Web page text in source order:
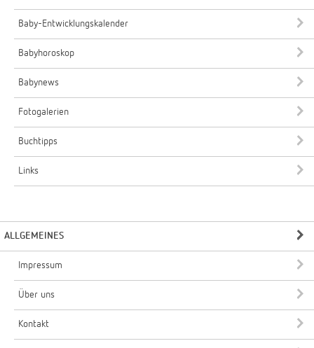
Baby-Entwicklungskalender
Babyhoroskop
Babynews
Fotogalerien
Buchtipps
Links
ALLGEMEINES
Impressum
Über uns
Kontakt